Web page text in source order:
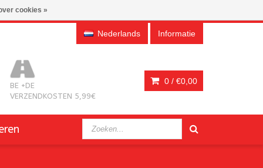
Nederlands Informatie
BE +DE
VERZENDKOSTEN 5,99€
0 / €0,00
cookies »